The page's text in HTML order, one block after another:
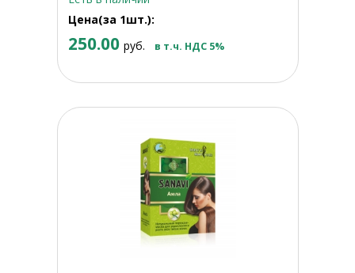
Цена(за 1шт.):
250.00 руб. в т.ч. НДС 5%